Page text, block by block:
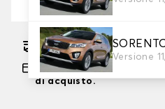
Versione
Consegna gratuita
Pagamento in 3x
di acquisto.